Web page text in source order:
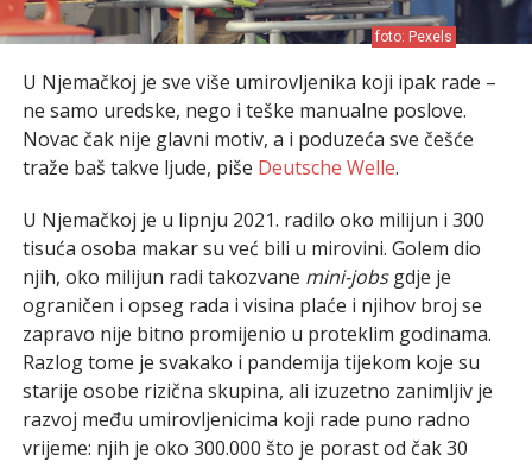
foto: Pexels
U Njemačkoj je sve više umirovljenika koji ipak rade –
ne samo uredske, nego i teške manualne poslove.
Novac čak nije glavni motiv, a i poduzeća sve češće
traže baš takve ljude, piše Deutsche Welle.
U Njemačkoj je u lipnju 2021. radilo oko milijun i 300
tisuća osoba makar su već bili u mirovini. Golem dio
njih, oko milijun radi takozvane mini-jobsgdje je
ograničen i opseg rada i visina plaće i njihov broj se
zapravo nije bitno promijenio u proteklim godinama.
Razlog tome je svakako i pandemija tijekom koje su
starije osobe rizična skupina, ali izuzetno zanimljiv je
razvoj među umirovljenicima koji rade puno radno
vrijeme: njih je oko 300.000 što je porast od čak 30